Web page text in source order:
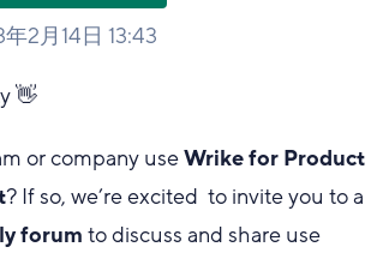
2月14日 13:43
👋
or company useWrike for Product
? If so, we’re excited to invite you to a
forum to discuss and share use